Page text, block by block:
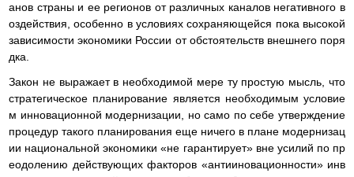
анов страны и ее регионов от различных каналов негативного в
оздействия, особенно в условиях сохраняющейся пока высокой
зависимости экономики России от обстоятельств внешнего поря
дка.
Закон не выражает в необходимой мере ту простую мысль, что
стратегическое планирование является необходимым условие
м инновационной модернизации, но само по себе утверждение
процедур такого планирования еще ничего в плане модернизац
ии национальной экономики «не гарантирует» вне усилий по пр
еодолению действующих факторов «антииновационности» инв